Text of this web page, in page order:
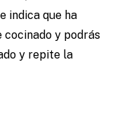
indica que ha
y podrás
y repite la